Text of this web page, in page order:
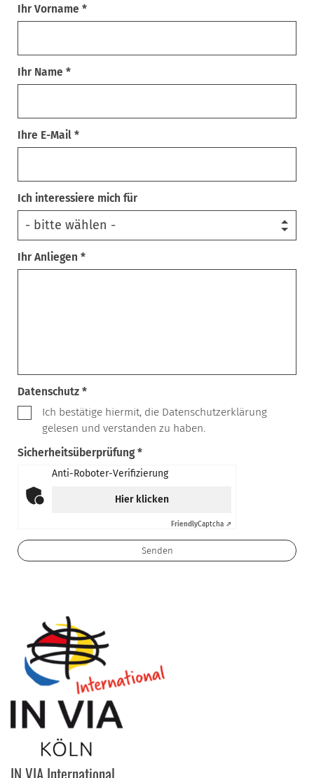
Ihr Vorname *
Ihr Name *
Ihre E-Mail *
Ich interessiere mich für
Ihr Anliegen *
Datenschutz *
Ich bestätige hiermit, die Datenschutzerklärung
gelesen und verstanden zu haben.
Sicherheitsüberprüfung *
Anti-Roboter-Verifizierung
Hier klicken
FriendlyCaptcha ⇗
IN VIA International